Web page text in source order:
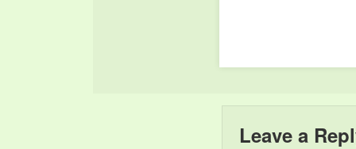
zahlreiche attraktive
Leave a